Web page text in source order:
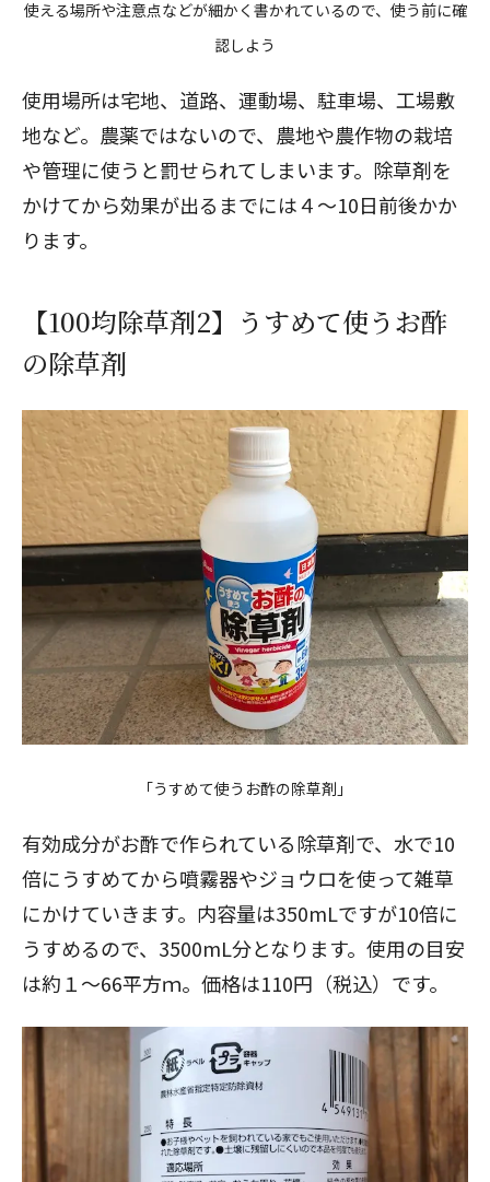
使える場所や注意点などが細かく書かれているので、使う前に確
認しよう
使用場所は宅地、道路、運動場、駐車場、工場敷
地など。農薬ではないので、農地や農作物の栽培
や管理に使うと罰せられてしまいます。除草剤を
かけてから効果が出るまでには４〜10日前後かか
ります。
【100均除草剤2】うすめて使うお酢
の除草剤
「うすめて使うお酢の除草剤」
有効成分がお酢で作られている除草剤で、水で10
倍にうすめてから噴霧器やジョウロを使って雑草
にかけていきます。内容量は350mLですが10倍に
うすめるので、3500mL分となります。使用の目安
は約１〜66平方ｍ。価格は110円（税込）です。